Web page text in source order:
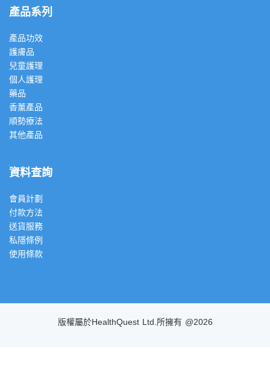
產品系列
產品功效
護膚品
兒童護理
個人護理
藥品
香薰產品
順勢療法
其他產品
資料查詢
會員計劃
付款方法
送貨服務
私隱條例
使用條款
版權屬於HealthQuest Ltd.所擁有 @2026